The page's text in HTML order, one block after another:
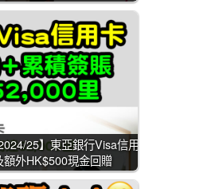
25】東亞銀行Visa信用
外HK$500現金回贈